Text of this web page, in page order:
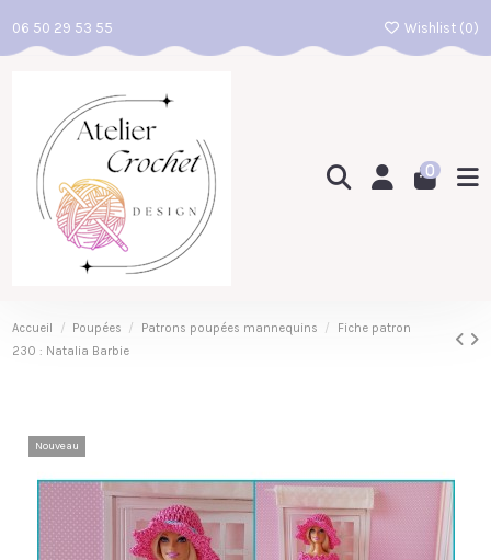
06 50 29 53 55 Wishlist (0)
0
Accueil Poupées Patrons poupées mannequins
Fiche patron
230 : Natalia Barbie
Nouveau